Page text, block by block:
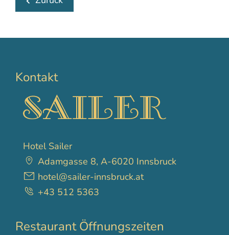
Kontakt
Hotel Sailer
Adamgasse 8, A-6020 Innsbruck
hotel@sailer-innsbruck.at
+43 512 5363
Restaurant Öffnungszeiten